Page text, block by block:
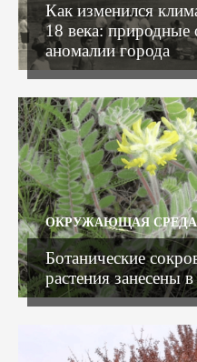
Как изменился
18 века: природные
аномалии города
ОКРУЖАЮЩАЯ СРЕДА
Ботанические
растения занесены